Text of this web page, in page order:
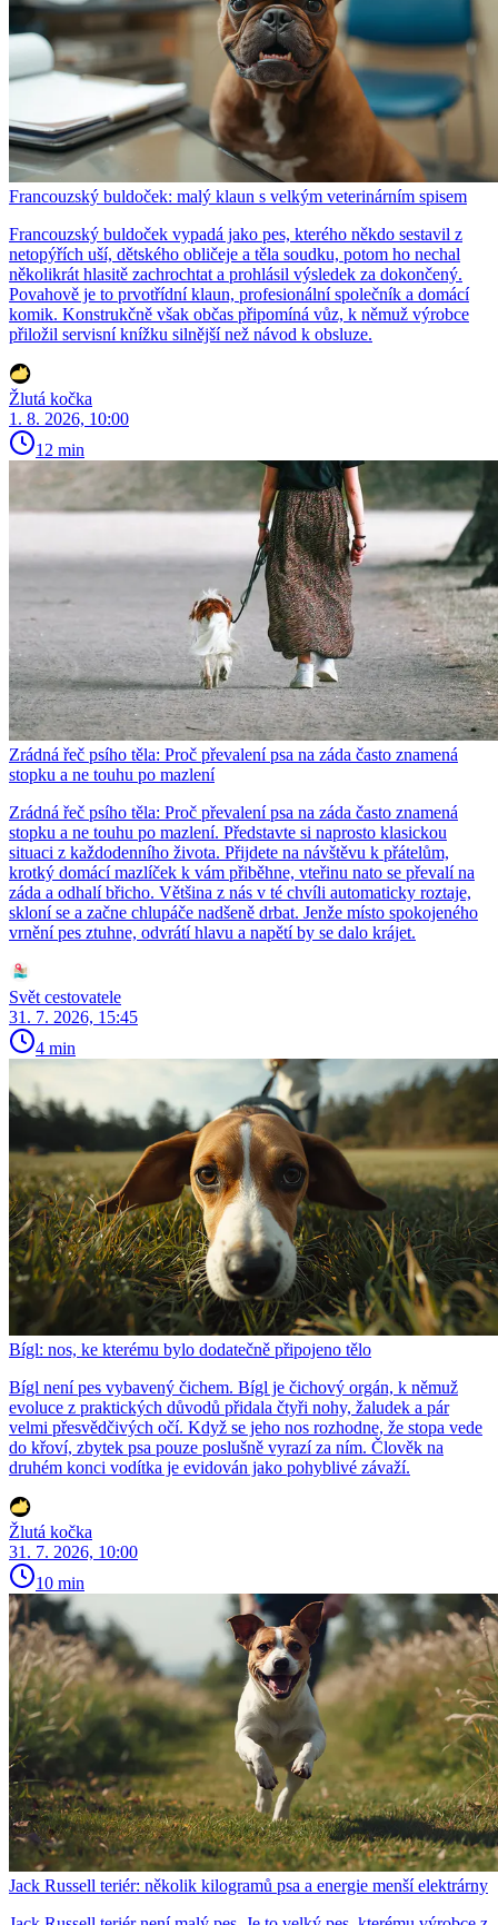
Francouzský buldoček: malý klaun s velkým veterinárním spisem
Francouzský buldoček vypadá jako pes, kterého někdo sestavil z
netopýřích uší, dětského obličeje a těla soudku, potom ho nechal
několikrát hlasitě zachrochtat a prohlásil výsledek za dokončený.
Povahově je to prvotřídní klaun, profesionální společník a domácí
komik. Konstrukčně však občas připomíná vůz, k němuž výrobce
přiložil servisní knížku silnější než návod k obsluze.
Žlutá kočka
1. 8. 2026, 10:00
12 min
Zrádná řeč psího těla: Proč převalení psa na záda často znamená
stopku a ne touhu po mazlení
Zrádná řeč psího těla: Proč převalení psa na záda často znamená
stopku a ne touhu po mazlení. Představte si naprosto klasickou
situaci z každodenního života. Přijdete na návštěvu k přátelům,
krotký domácí mazlíček k vám přiběhne, vteřinu nato se převalí na
záda a odhalí břicho. Většina z nás v té chvíli automaticky roztaje,
skloní se a začne chlupáče nadšeně drbat. Jenže místo spokojeného
vrnění pes ztuhne, odvrátí hlavu a napětí by se dalo krájet.
Svět cestovatele
31. 7. 2026, 15:45
4 min
Bígl: nos, ke kterému bylo dodatečně připojeno tělo
Bígl není pes vybavený čichem. Bígl je čichový orgán, k němuž
evoluce z praktických důvodů přidala čtyři nohy, žaludek a pár
velmi přesvědčivých očí. Když se jeho nos rozhodne, že stopa vede
do křoví, zbytek psa pouze poslušně vyrazí za ním. Člověk na
druhém konci vodítka je evidován jako pohyblivé závaží.
Žlutá kočka
31. 7. 2026, 10:00
10 min
Jack Russell teriér: několik kilogramů psa a energie menší elektrárny